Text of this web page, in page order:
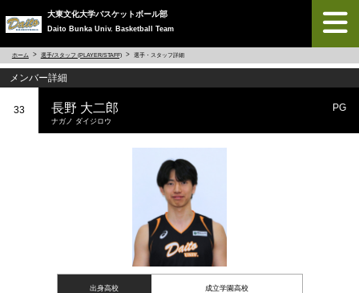
大東文化大学バスケットボール部
Daito Bunka Univ. Basketball Team
ホーム 選手/スタッフ (PLAYER/STAFF) 選手・スタッフ詳細
メンバー詳細
33 長野 大二郎
ナガノ ダイジロウ
PG
出身高校 成立学園高校